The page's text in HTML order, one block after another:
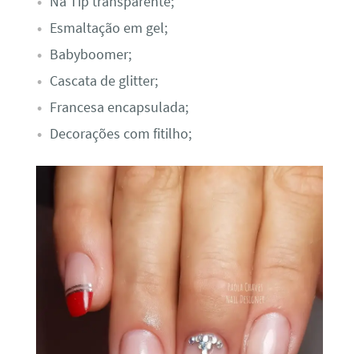
Esmaltação em gel;
Babyboomer;
Cascata de glitter;
Francesa encapsulada;
Decorações com fitilho;